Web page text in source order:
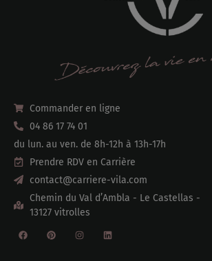
Commander en ligne
04 86 17 74 01
du lun. au ven. de 8h-12h à 13h-17h
Prendre RDV en Carrière
contact@carriere-vila.com
Chemin du Val d’Ambla - Le Castellas -
13127 vitrolles